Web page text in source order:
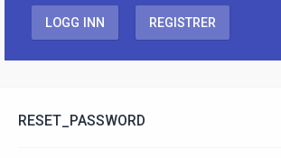
LOGG INN REGISTRER
RESET_PASSWORD